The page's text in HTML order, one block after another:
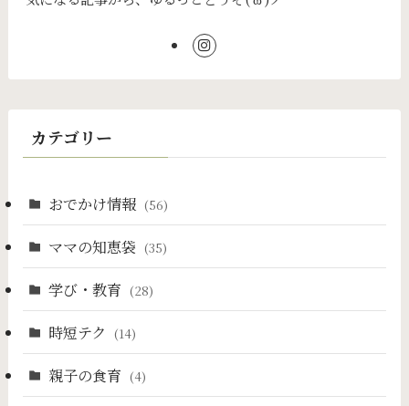
カテゴリー
おでかけ情報 (56)
ママの知恵袋 (35)
学び・教育 (28)
時短テク (14)
親子の食育 (4)